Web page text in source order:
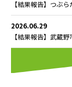
【結果報告】つぶ
2026.06.29
【結果報告】武蔵